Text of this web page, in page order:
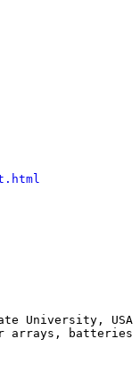
University, USA